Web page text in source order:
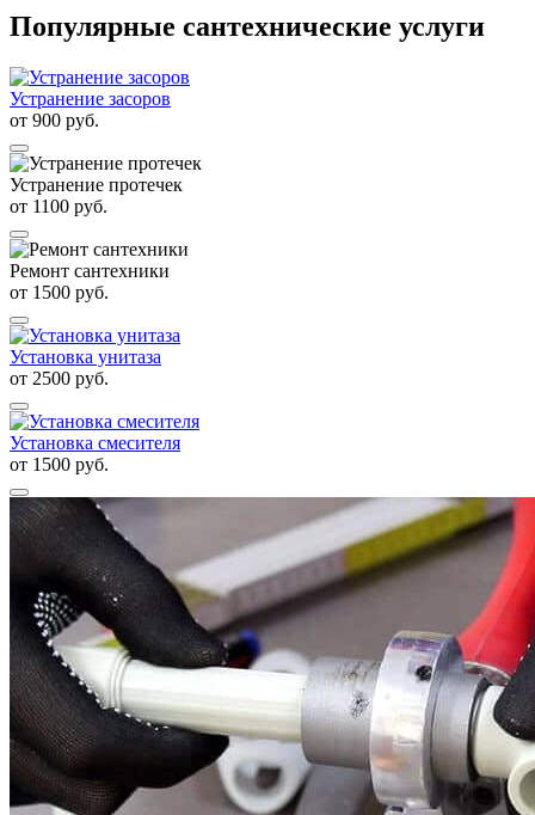
Популярные сантехнические услуги
Устранение засоров
от 900 руб.
Устранение протечек
от 1100 руб.
Ремонт сантехники
от 1500 руб.
Установка унитаза
от 2500 руб.
Установка смесителя
от 1500 руб.